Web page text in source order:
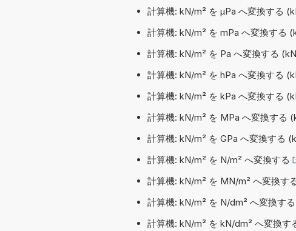
計算機: kN/m² を µPa へ変換する
計算機: kN/m² を mPa へ変換する
計算機: kN/m² を Pa へ変換する
計算機: kN/m² を hPa へ変換する
計算機: kN/m² を kPa へ変換する
計算機: kN/m² を MPa へ変換する
計算機: kN/m² を GPa へ変換する
計算機: kN/m² を N/m² へ変換する
計算機: kN/m² を MN/m² へ変換す
計算機: kN/m² を N/dm² へ変換する
計算機: kN/m² を kN/dm² へ変換す